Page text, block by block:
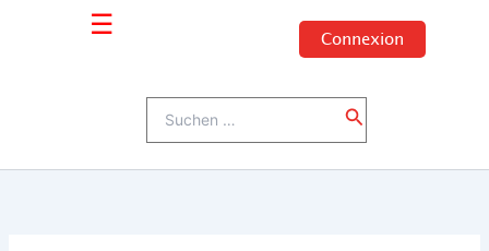
☰ Connexion
nach:
Suchen